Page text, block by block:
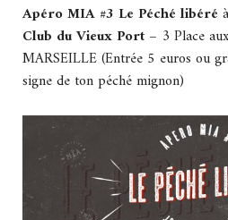
Apéro MIA #3 Le Péché libéré
Club du Vieux Port – 3 Place
MARSEILLE (Entrée 5 euros ou
signe de ton péché mignon)